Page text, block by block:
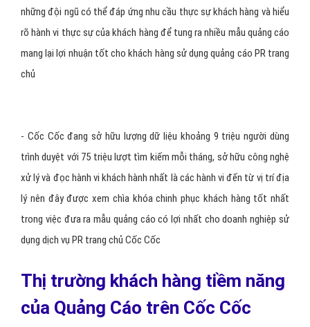
những đội ngũ có thể đáp ứng nhu cầu thực sự khách hàng và hiểu
rõ hành vi thực sự của khách hàng để tung ra nhiều mẫu quảng cáo
mang lại lợi nhuận tốt cho khách hàng sử dụng quảng cáo PR trang
chủ
- Cốc Cốc đang sở hữu lượng dữ liệu khoảng 9 triệu người dùng
trình duyệt với 75 triệu lượt tìm kiếm mỗi tháng, sở hữu công nghệ
xử lý và đọc hành vi khách hành nhất là các hành vi đến từ vị trí địa
lý nên đây được xem chìa khóa chinh phục khách hàng tốt nhất
trong việc đưa ra mẫu quảng cáo có lợi nhất cho doanh nghiệp sử
dụng dịch vụ PR trang chủ Cốc Cốc
Thị trường khách hàng tiềm năng
của Quảng Cáo trên Cốc Cốc